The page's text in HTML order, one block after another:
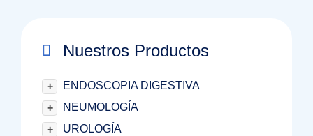
Nuestros Productos
+
ENDOSCOPIA DIGESTIVA
+
NEUMOLOGÍA
+
UROLOGÍA